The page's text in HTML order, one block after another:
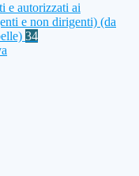
e autorizzati ai
e non dirigenti) (da
34